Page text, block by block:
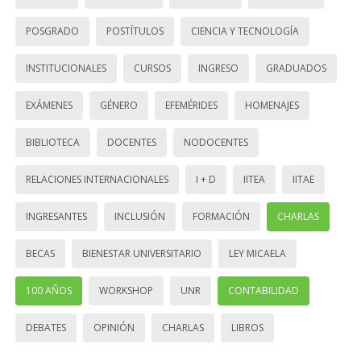
POSGRADO POSTÍTULOS CIENCIA Y TECNOLOGÍA
INSTITUCIONALES CURSOS INGRESO GRADUADOS
EXÁMENES GÉNERO EFEMÉRIDES HOMENAJES
BIBLIOTECA DOCENTES NODOCENTES
RELACIONES INTERNACIONALES I + D IITEA IITAE
INGRESANTES INCLUSIÓN FORMACIÓN CHARLAS
BECAS BIENESTAR UNIVERSITARIO LEY MICAELA
100 AÑOS WORKSHOP UNR CONTABILIDAD
DEBATES OPINIÓN CHARLAS LIBROS